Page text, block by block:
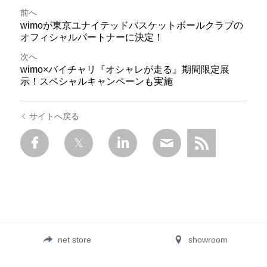
前へ
wimoが東京ユナイテッドバスケットボールクラブの
オフィシャルパートナーに決定！
次へ
wimo×バイチャリ『オシャレが走る』期間限定展
示！スペシャルキャンペーンも実施
サイトへ戻る
net store showroom